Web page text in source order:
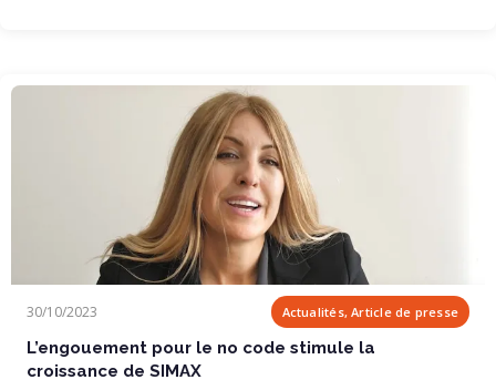
L’engouement pour le no code stimule la...
30/10/2023 Actualités, Article de presse
L’engouement pour le no code stimule la
croissance de SIMAX